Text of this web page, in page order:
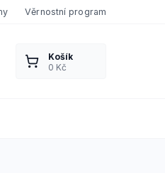
Věrnostní program